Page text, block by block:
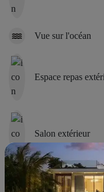
Vue sur l'océan
Espace repas
Salon extérieur
Piscine